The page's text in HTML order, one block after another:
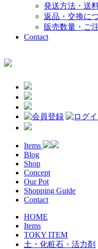
発送方法・送
返品・交換に
販売数量・ご
Contact
Items
Blog
Shop
Concept
Our Pot
Shopping Guide
Contact
HOME
Items
TOKY ITEM
土・化粧石・活力剤